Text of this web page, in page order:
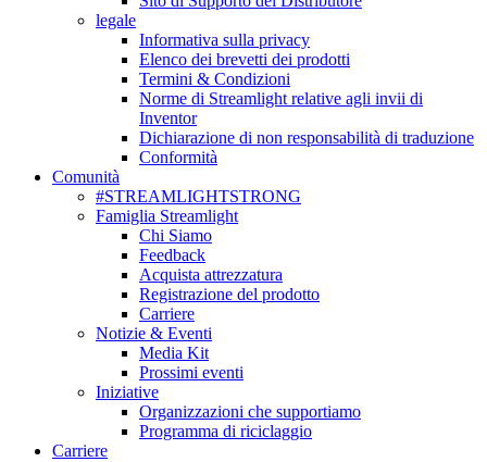
legale
Informativa sulla privacy
Elenco dei brevetti dei prodotti
Termini & Condizioni
Norme di Streamlight relative agli invii di
Inventor
Dichiarazione di non responsabilità di traduzione
Conformità
Comunità
#STREAMLIGHTSTRONG
Famiglia Streamlight
Chi Siamo
Feedback
Acquista attrezzatura
Registrazione del prodotto
Carriere
Notizie & Eventi
Media Kit
Prossimi eventi
Iniziative
Organizzazioni che supportiamo
Programma di riciclaggio
Carriere